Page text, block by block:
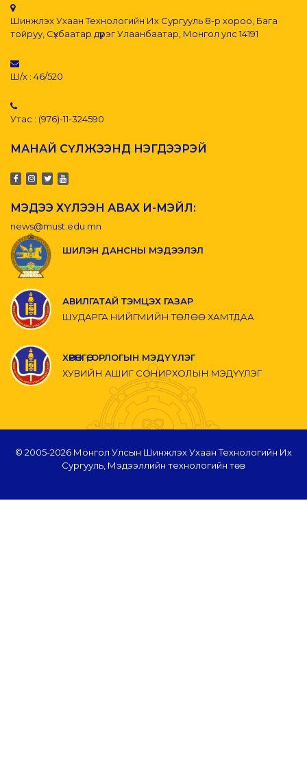
Шинжлэх Ухаан Технологийн Их Сургууль 8-р хороо, Бага
тойруу, Сүхбаатар дүүрэг Улаанбаатар, Монгол улс 14191
Ш/х : 46/520
Утас : (976)-11-324590
МАНАЙ СҮЛЖЭЭНД НЭГДЭЭРЭЙ
МЭДЭЭ ХҮЛЭЭН АВАХ И-МЭЙЛ:
news@must.edu.mn
ШИЛЭН ДАНСНЫ МЭДЭЭЛЭЛ
АВИЛГАТАЙ ТЭМЦЭХ ГАЗАР
ШУДАРГА НИЙГМИЙН ТӨЛӨӨ ХАМТДАА
ХӨРӨНГӨ, ОРЛОГЫН МЭДҮҮЛЭГ
ХУВИЙН АШИГ СОНИРХОЛЫН МЭДҮҮЛЭГ
© 2005-2026 Монгол Улсын Шинжлэх Ухаан Технологийн Их
Сургууль, Мэдээллийн технологийн төв